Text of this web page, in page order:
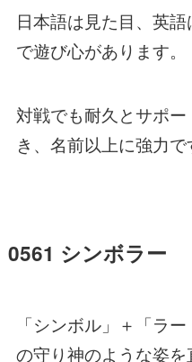
日本語は見た目、英
で遊び心があります。
対戦でも耐久とサポ
き、名前以上に強力で
0561 シンボラー
「シンボル」＋「ラ
の守り神のような姿